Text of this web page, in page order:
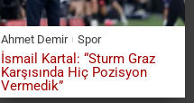
Ahmet Demir Spor
İsmail Kartal: “Sturm Graz
Karşısında Hiç Pozisyon
Vermedik”